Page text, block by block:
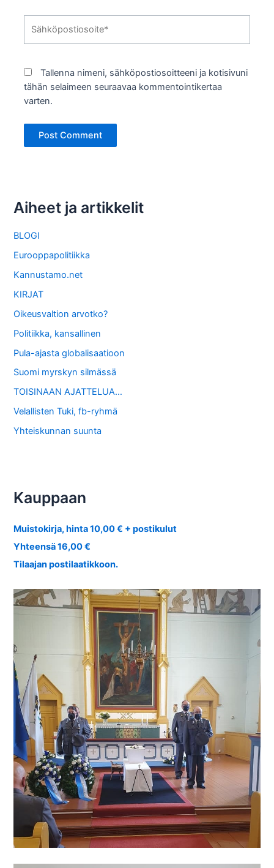
Tallenna nimeni, sähköpostiosoitteeni ja kotisivuni
tähän selaimeen seuraavaa kommentointikertaa
varten.
Aiheet ja artikkelit
BLOGI
Eurooppapolitiikka
Kannustamo.net
KIRJAT
Oikeusvaltion arvotko?
Politiikka, kansallinen
Pula-ajasta globalisaatioon
Suomi myrskyn silmässä
TOISINAAN AJATTELUA…
Velallisten Tuki, fb-ryhmä
Yhteiskunnan suunta
Kauppaan
Muistokirja, hinta 10,00 € + postikulut
Yhteensä 16,00 €
Tilaajan postilaatikkoon.